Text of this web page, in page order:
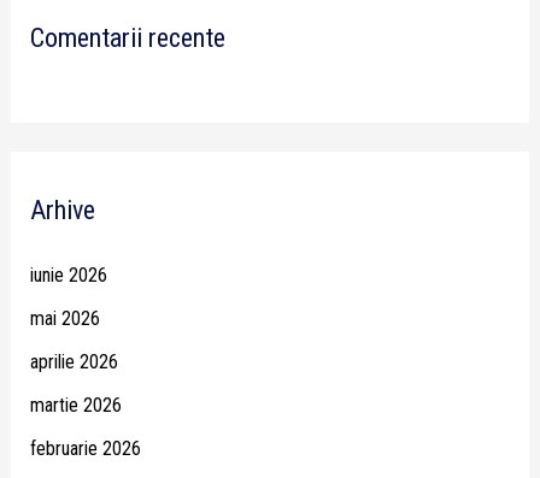
Comentarii recente
Arhive
iunie 2026
mai 2026
aprilie 2026
martie 2026
februarie 2026